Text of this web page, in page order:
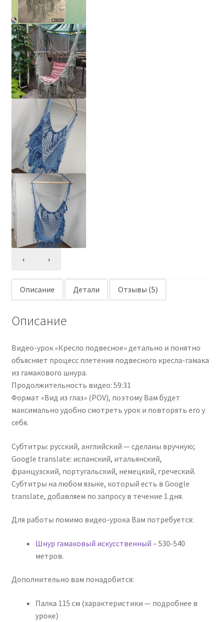
‹ ›
Описание Детали Отзывы (5)
Описание
Видео-урок «Кресло подвесное» детально и понятно
объясняет процесс плетения подвесного кресла-гамака
из гамакового шнура.
Продолжительность видео: 59:31
Формат «Вид из глаз» (POV), поэтому Вам будет
максимально удобно смотреть урок и повторять его у
себя.
Субтитры: русский, английский — сделаны вручную;
Google translate: испанский, итальянский,
французский, португальский, немецкий, греческий.
Субтитры на любом языке, который есть в Google
translate, добавляем по запросу в течение 1 дня.
Для работы помимо видео-урока Вам потребуется:
Шнур гамаковый искусственный – 530-540
метров.
Дополнительно вам понадобится:
Палка 115 см (характеристики — подробнее в
уроке)